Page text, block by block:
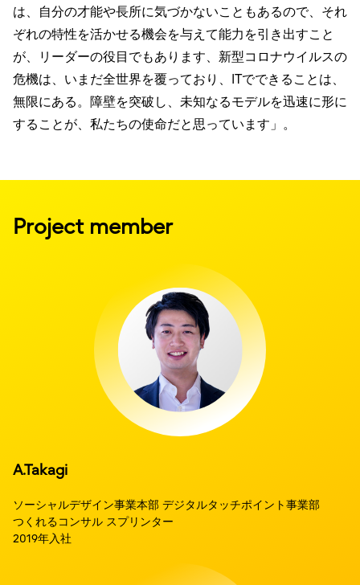
は、自分の才能や長所に気づかないこともあるので、それ
ぞれの特性を活かせる機会を与えて能力を引き出すこと
が、リーダーの役目でもあります、新型コロナウイルスの
危機は、いまだ全世界を覆っており、ITでできることは、
無限にある。障壁を突破し、未知なるモデルを迅速に形に
することが、私たちの使命だと思っています」。
Project member
A.Takagi
ソーシャルデザイン事業本部 デジタルタッチポイント事業部
つくれるコンサル スプリンター
2019年入社